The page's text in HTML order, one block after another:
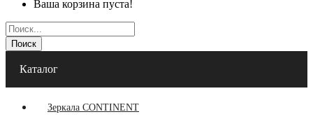
Ваша корзина пуста!
Поиск
Каталог
Зеркала CONTINENT